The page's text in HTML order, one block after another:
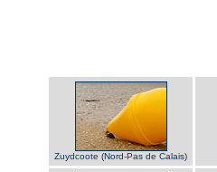
Zuydcoote (Nord-Pas de Calais)